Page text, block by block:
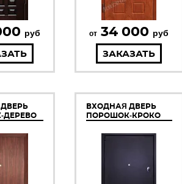
руб от 34 000 руб
ЗАКАЗАТЬ
ВХОДНАЯ ДВЕРЬ
ПОРОШОК-КРОКО